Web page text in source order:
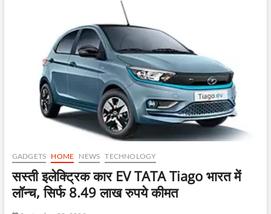
GADGETS HOME NEWS TECHNOLOGY
सस्ती इलेक्ट्रिक कार EV TATA Tiago भारत में
लॉन्च, सिर्फ 8.49 लाख रुपये कीमत